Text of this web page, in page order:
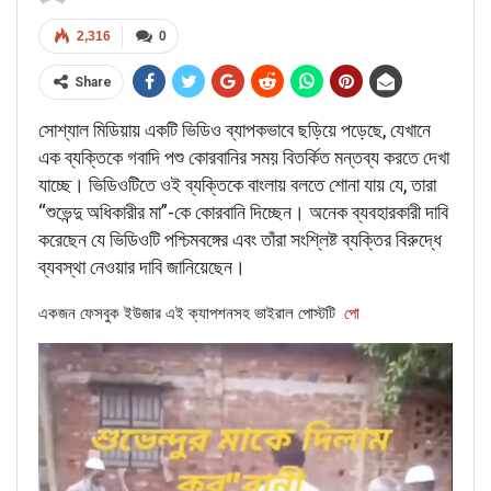
Times not far when the crowd will become
aggressive and start chasing BJP MLA’s
and MP’s. #GharMeiGuskeMaro
— Praecursator
(@Praecursator007)May 22, 2020
video of Sikhs distributing food
at railway station…
RELATED POSTS
BANGLA
0
2,316
Share
সোশ্যাল মিডিয়ায় একটি ভিডিও ব্যাপকভাবে ছড়িয়ে পড়েছে, যেখানে
এক ব্যক্তিকে গবাদি পশু কোরবানির সময় বিতর্কিত মন্তব্য করতে দেখা
যাচ্ছে। ভিডিওটিতে ওই ব্যক্তিকে বাংলায় বলতে শোনা যায় যে, তারা
“শুভেন্দু অধিকারীর মা”-কে কোরবানি দিচ্ছেন। অনেক ব্যবহারকারী দাবি
করেছেন যে ভিডিওটি পশ্চিমবঙ্গের এবং তাঁরা সংশ্লিষ্ট ব্যক্তির বিরুদ্ধে
ব্যবস্থা নেওয়ার দাবি জানিয়েছেন।
একজন ফেসবুক ইউজার এই ক্যাপশনসহ ভাইরাল পোস্টটি পো